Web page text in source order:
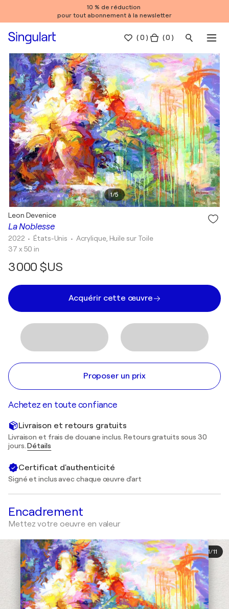
10 % de réduction
pour tout abonnement à la newsletter
(0 ) ( 0 )
1/5
La Noblesse
Leon Devenice
2022 • États-Unis • Acrylique, Huile sur Toile
37 x 50 in
3 000 $US
Acquérir cette œuvre
Proposer un prix
Achetez en toute confiance
Livraison et retours gratuits
Livraison et frais de douane inclus. Retours gratuits sous 30
jours.Détails
Certificat d'authenticité
Signé et inclus avec chaque œuvre d'art
Encadrement
Mettez votre oeuvre en valeur
1/11